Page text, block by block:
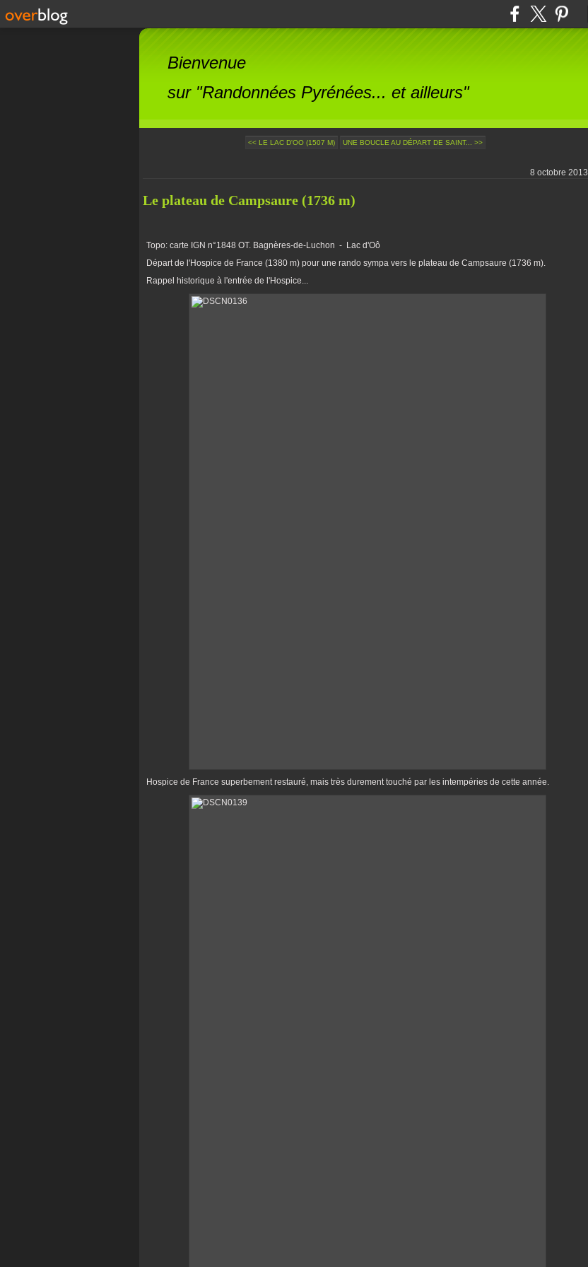
Bienvenue
sur "Randonnées Pyrénées... et ailleurs"
<< LE LAC D'OO (1507 M) UNE BOUCLE AU DÉPART DE SAINT... >>
8 octobre 2013
Le plateau de Campsaure (1736 m)
Topo: carte IGN n°1848 OT. Bagnères-de-Luchon - Lac d'Oô
Départ de l'Hospice de France (1380 m) pour une rando sympa vers le plateau de Campsaure (1736 m).
Rappel historique à l'entrée de l'Hospice...
Hospice de France superbement restauré, mais très durement touché par les intempéries de cette année.